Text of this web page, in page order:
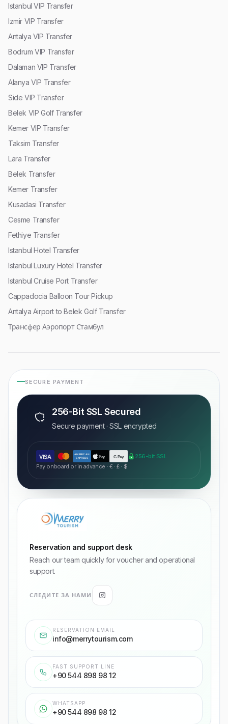
Istanbul VIP Transfer
Izmir VIP Transfer
Antalya VIP Transfer
Bodrum VIP Transfer
Dalaman VIP Transfer
Alanya VIP Transfer
Side VIP Transfer
Belek VIP Golf Transfer
Kemer VIP Transfer
Taksim Transfer
Lara Transfer
Belek Transfer
Kemer Transfer
Kusadasi Transfer
Cesme Transfer
Fethiye Transfer
Istanbul Hotel Transfer
Istanbul Luxury Hotel Transfer
Istanbul Cruise Port Transfer
Cappadocia Balloon Tour Pickup
Antalya Airport to Belek Golf Transfer
Трансфер Аэропорт Стамбул
SECURE PAYMENT
256-Bit SSL Secured
Secure payment · SSL encrypted
VISA
AMERICAN
EXPRESS
Pay G Pay
256-bit SSL
Pay onboard or in advance · € · £ · $
Reservation and support desk
Reach our team quickly for voucher and operational
support.
СЛЕДИТЕ ЗА НАМИ
RESERVATION EMAIL
info@merrytourism.com
FAST SUPPORT LINE
+90 544 898 98 12
WHATSAPP
+90 544 898 98 12